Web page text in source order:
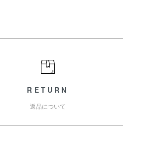
RETURN
返品について